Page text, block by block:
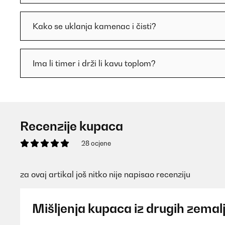
Kako se uklanja kamenac i čisti?
Ima li timer i drži li kavu toplom?
Recenzije kupaca
28 ocjene
za ovaj artikal još nitko nije napisao recenziju
Mišljenja kupaca iz drugih